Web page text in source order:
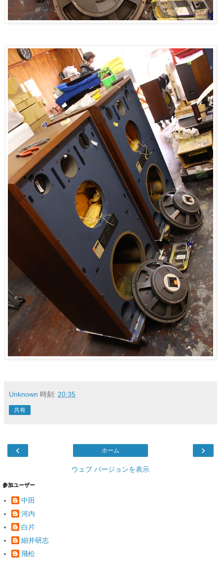
Unknown 時刻: 20:35
共有
‹ ›
ホーム
ウェブ バージョンを表示
参加ユーザー
中田
河内
白片
細井研志
飛松